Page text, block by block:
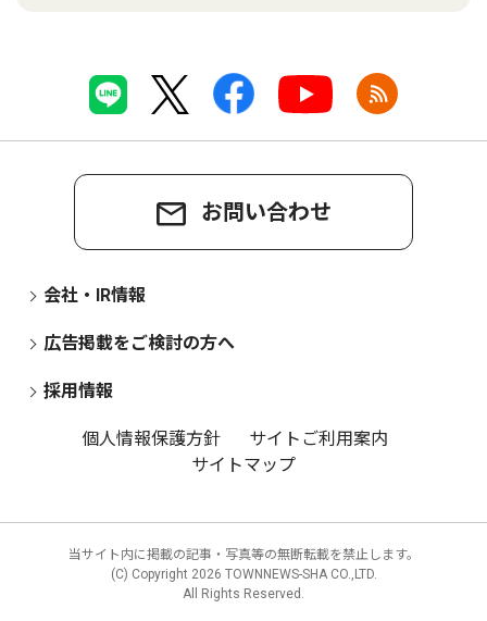
お問い合わせ
会社・IR情報
広告掲載をご検討の方へ
採用情報
個人情報保護方針
サイトご利用案内
サイトマップ
当サイト内に掲載の記事・写真等の無断転載を禁止します。
(C) Copyright 2026 TOWNNEWS-SHA CO.,LTD.
All Rights Reserved.